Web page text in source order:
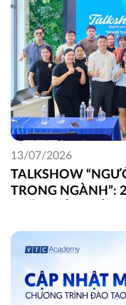
TALKSHOW
TRONG NGÀNH”:
13/07/2026